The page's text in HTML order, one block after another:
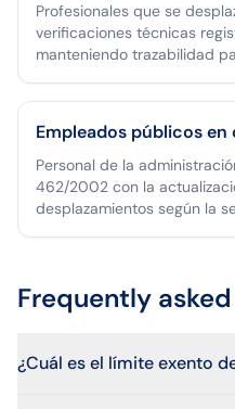
Profesionales que se
verificaciones técnicas
manteniendo trazabilidad
Empleados públicos
Personal de la
462/2002 con la
desplazamientos según la
Frequently
¿Cuál es el límite exento